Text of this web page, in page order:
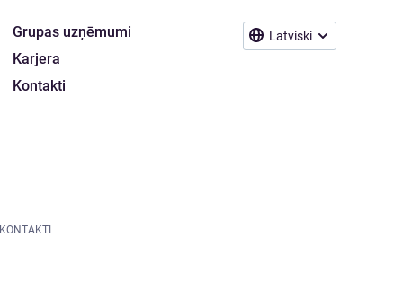
Latviski
Grupas uzņēmumi
Karjera
Kontakti
KONTAKTI